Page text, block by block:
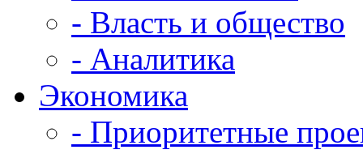
- Власть и общество
- Аналитика
Экономика
- Приоритетные